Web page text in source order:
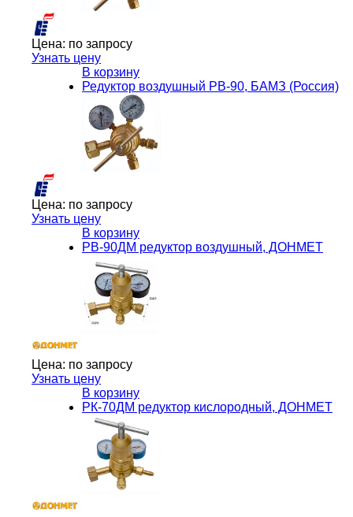
Цена: по запросу
Узнать цену
В корзину
Редуктор воздушный РВ-90, БАМЗ (Россия)
Цена: по запросу
Узнать цену
В корзину
РВ-90ДМ редуктор воздушный, ДОНМЕТ
Цена: по запросу
Узнать цену
В корзину
РК-70ДМ редуктор кислородный, ДОНМЕТ